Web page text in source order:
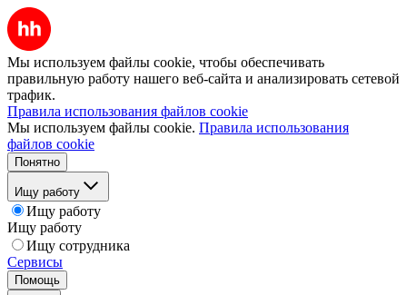
Мы используем файлы cookie, чтобы обеспечивать
правильную работу нашего веб-сайта и анализировать сетевой
трафик.
Правила использования файлов cookie
Мы используем файлы cookie. Правила использования
файлов cookie
Понятно
Ищу работу
Ищу работу
Ищу работу
Ищу сотрудника
Сервисы
Помощь